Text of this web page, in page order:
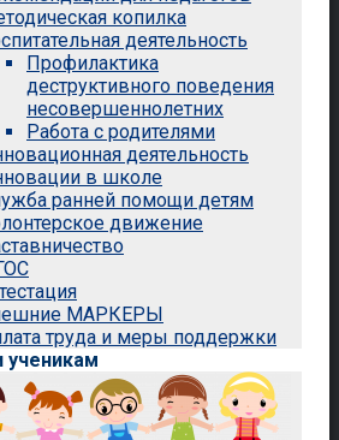
копилка
деятельность
Профилактика
деструктивного поведения
несовершеннолетних
Работа с родителями
деятельность
в школе
ранней помощи детям
движение
МАРКЕРЫ
труда и меры поддержки
ученикам